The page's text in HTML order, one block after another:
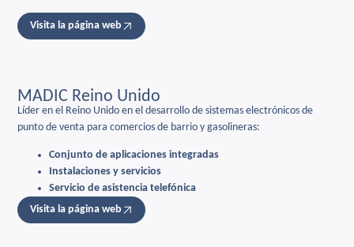
Visita la página web
MADIC Reino Unido
Líder en el Reino Unido en el desarrollo de sistemas electrónicos de
punto de venta para comercios de barrio y gasolineras:
Conjunto de aplicaciones integradas
Instalaciones y servicios
Servicio de asistencia telefónica
Visita la página web